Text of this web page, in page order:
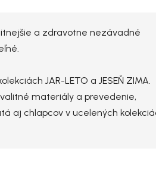
a zdravotne nezávadné
JAR-LETO a JESEŇ ZIMA.
materiály a prevedenie,
aj chlapcov v ucelených